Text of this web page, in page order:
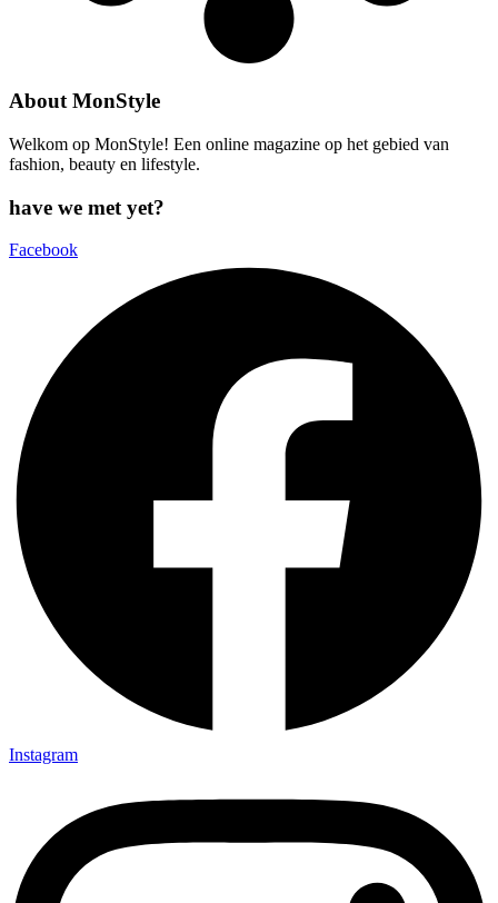
About MonStyle
Welkom op MonStyle! Een online magazine op het gebied van
fashion, beauty en lifestyle.
have we met yet?
Facebook
Instagram